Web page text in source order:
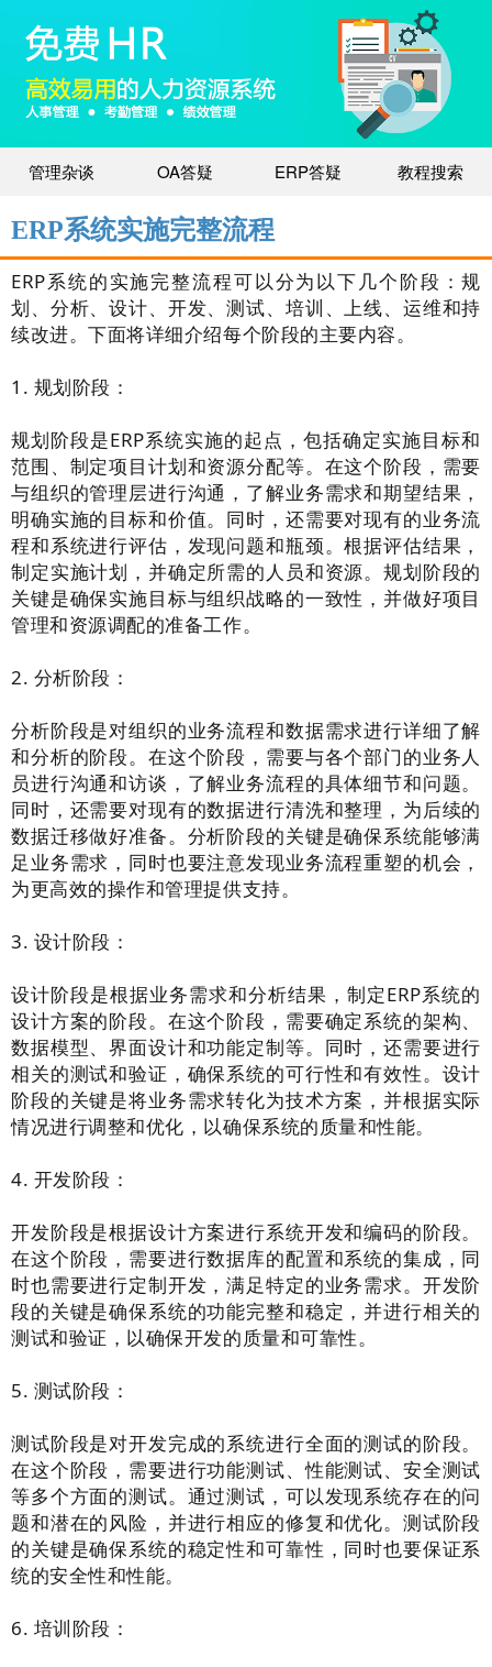
管理杂谈 OA答疑 ERP答疑 教程搜索
ERP系统实施完整流程
ERP系统的实施完整流程可以分为以下几个阶段：规
划、分析、设计、开发、测试、培训、上线、运维和持
续改进。下面将详细介绍每个阶段的主要内容。
1. 规划阶段：
规划阶段是ERP系统实施的起点，包括确定实施目标和
范围、制定项目计划和资源分配等。在这个阶段，需要
与组织的管理层进行沟通，了解业务需求和期望结果，
明确实施的目标和价值。同时，还需要对现有的业务流
程和系统进行评估，发现问题和瓶颈。根据评估结果，
制定实施计划，并确定所需的人员和资源。规划阶段的
关键是确保实施目标与组织战略的一致性，并做好项目
管理和资源调配的准备工作。
2. 分析阶段：
分析阶段是对组织的业务流程和数据需求进行详细了解
和分析的阶段。在这个阶段，需要与各个部门的业务人
员进行沟通和访谈，了解业务流程的具体细节和问题。
同时，还需要对现有的数据进行清洗和整理，为后续的
数据迁移做好准备。分析阶段的关键是确保系统能够满
足业务需求，同时也要注意发现业务流程重塑的机会，
为更高效的操作和管理提供支持。
3. 设计阶段：
设计阶段是根据业务需求和分析结果，制定ERP系统的
设计方案的阶段。在这个阶段，需要确定系统的架构、
数据模型、界面设计和功能定制等。同时，还需要进行
相关的测试和验证，确保系统的可行性和有效性。设计
阶段的关键是将业务需求转化为技术方案，并根据实际
情况进行调整和优化，以确保系统的质量和性能。
4. 开发阶段：
开发阶段是根据设计方案进行系统开发和编码的阶段。
在这个阶段，需要进行数据库的配置和系统的集成，同
时也需要进行定制开发，满足特定的业务需求。开发阶
段的关键是确保系统的功能完整和稳定，并进行相关的
测试和验证，以确保开发的质量和可靠性。
5. 测试阶段：
测试阶段是对开发完成的系统进行全面的测试的阶段。
在这个阶段，需要进行功能测试、性能测试、安全测试
等多个方面的测试。通过测试，可以发现系统存在的问
题和潜在的风险，并进行相应的修复和优化。测试阶段
的关键是确保系统的稳定性和可靠性，同时也要保证系
统的安全性和性能。
6. 培训阶段：